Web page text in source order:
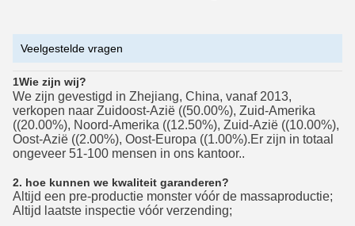
Veelgestelde vragen
1Wie zijn wij?
We zijn gevestigd in Zhejiang, China, vanaf 2013,
verkopen naar Zuidoost-Azië ((50.00%), Zuid-Amerika
((20.00%), Noord-Amerika ((12.50%), Zuid-Azië ((10.00%),
Oost-Azië ((2.00%), Oost-Europa ((1.00%).Er zijn in totaal
ongeveer 51-100 mensen in ons kantoor..
2. hoe kunnen we kwaliteit garanderen?
Altijd een pre-productie monster vóór de massaproductie;
Altijd laatste inspectie vóór verzending;